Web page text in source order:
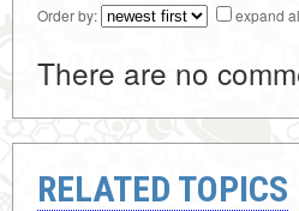
Order by: expand
There are no
RELATED TOPICS